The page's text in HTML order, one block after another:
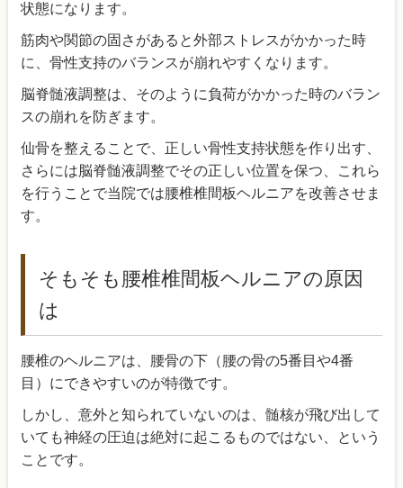
状態になります。
筋肉や関節の固さがあると外部ストレスがかかった時
に、骨性支持のバランスが崩れやすくなります。
脳脊髄液調整は、そのように負荷がかかった時のバラン
スの崩れを防ぎます。
仙骨を整えることで、正しい骨性支持状態を作り出す、
さらには脳脊髄液調整でその正しい位置を保つ、これら
を行うことで当院では腰椎椎間板ヘルニアを改善させま
す。
そもそも腰椎椎間板ヘルニアの原因
は
腰椎のヘルニアは、腰骨の下（腰の骨の5番目や4番
目）にできやすいのが特徴です。
しかし、意外と知られていないのは、髄核が飛び出して
いても神経の圧迫は絶対に起こるものではない、という
ことです。